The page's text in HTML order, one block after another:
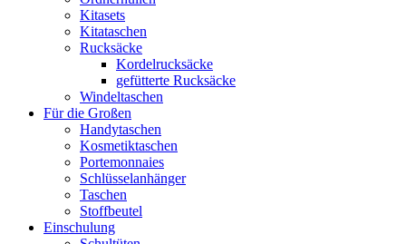
Kitasets
Kitataschen
Rucksäcke
Kordelrucksäcke
gefütterte Rucksäcke
Windeltaschen
Für die Großen
Handytaschen
Kosmetiktaschen
Portemonnaies
Schlüsselanhänger
Taschen
Stoffbeutel
Einschulung